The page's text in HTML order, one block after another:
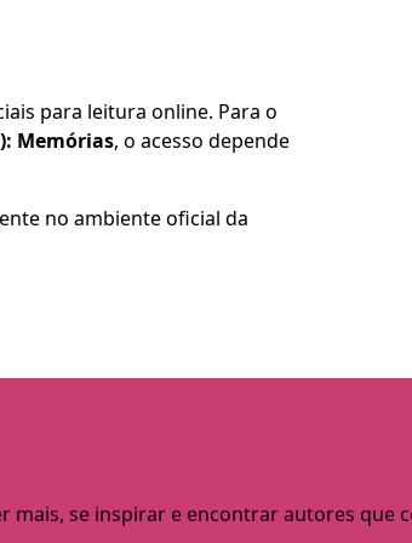
para leitura online. Para o
Memórias, o acesso depende
no ambiente oficial da
se inspirar e encontrar autores que